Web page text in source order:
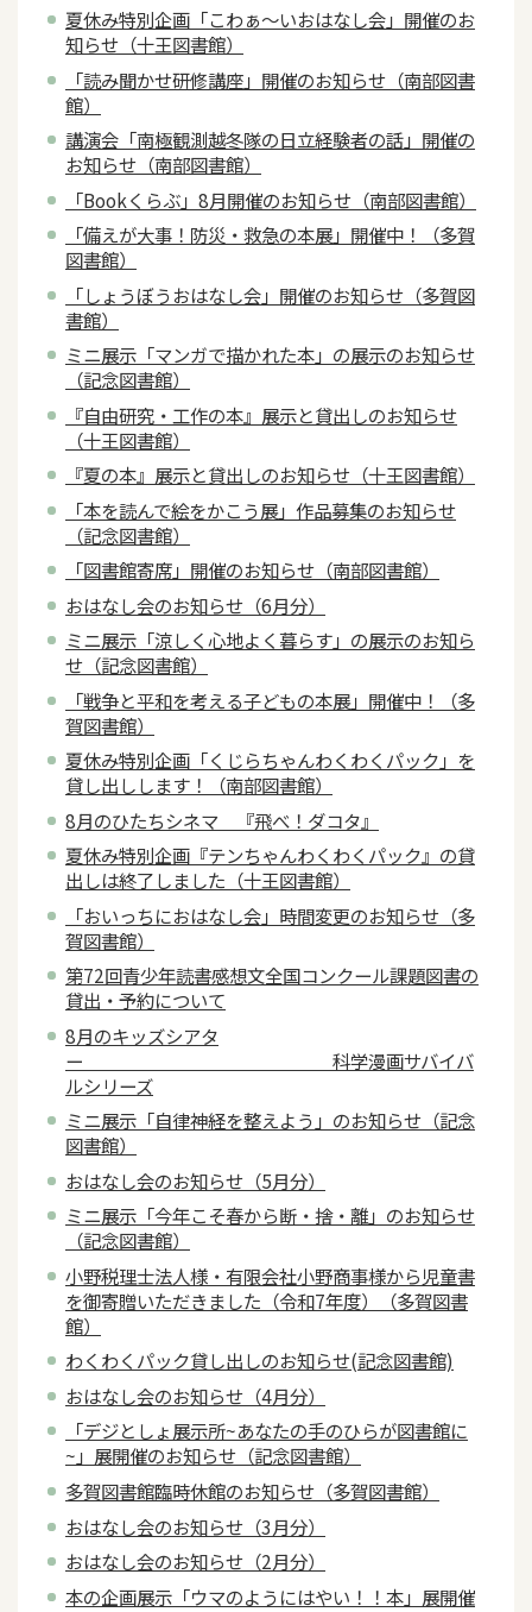
夏休み特別企画「こわぁ～いおはなし会」開催のお
知らせ（十王図書館）
「読み聞かせ研修講座」開催のお知らせ（南部図書
館）
講演会「南極観測越冬隊の日立経験者の話」開催の
お知らせ（南部図書館）
「Bookくらぶ」8月開催のお知らせ（南部図書館）
「備えが大事！防災・救急の本展」開催中！（多賀
図書館）
「しょうぼうおはなし会」開催のお知らせ（多賀図
書館）
ミニ展示「マンガで描かれた本」の展示のお知らせ
（記念図書館）
『自由研究・工作の本』展示と貸出しのお知らせ
（十王図書館）
『夏の本』展示と貸出しのお知らせ（十王図書館）
「本を読んで絵をかこう展」作品募集のお知らせ
（記念図書館）
「図書館寄席」開催のお知らせ（南部図書館）
おはなし会のお知らせ（6月分）
ミニ展示「涼しく心地よく暮らす」の展示のお知ら
せ（記念図書館）
「戦争と平和を考える子どもの本展」開催中！（多
賀図書館）
夏休み特別企画「くじらちゃんわくわくパック」を
貸し出しします！（南部図書館）
8月のひたちシネマ 『飛べ！ダコタ』
夏休み特別企画『テンちゃんわくわくパック』の貸
出しは終了しました（十王図書館）
「おいっちにおはなし会」時間変更のお知らせ（多
賀図書館）
第72回青少年読書感想文全国コンクール課題図書の
貸出・予約について
8月のキッズシアタ
ー 科学漫画サバイバ
ルシリーズ
ミニ展示「自律神経を整えよう」のお知らせ（記念
図書館）
おはなし会のお知らせ（5月分）
ミニ展示「今年こそ春から断・捨・離」のお知らせ
（記念図書館）
小野税理士法人様・有限会社小野商事様から児童書
を御寄贈いただきました（令和7年度）（多賀図書
館）
わくわくパック貸し出しのお知らせ(記念図書館)
おはなし会のお知らせ（4月分）
「デジとしょ展示所~あなたの手のひらが図書館に
~」展開催のお知らせ（記念図書館）
多賀図書館臨時休館のお知らせ（多賀図書館）
おはなし会のお知らせ（3月分）
おはなし会のお知らせ（2月分）
本の企画展示「ウマのようにはやい！！本」展開催